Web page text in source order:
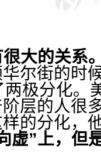
大的关系。
尔街的时
极分化。
层的人很
的分化，
虚”上，但